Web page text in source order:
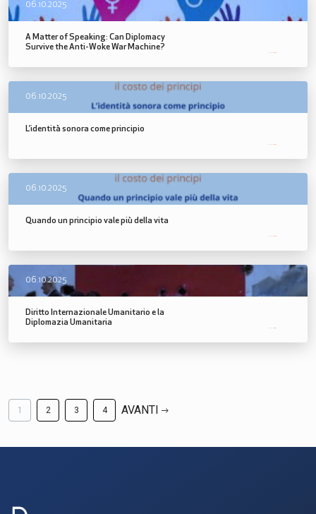
06.10.2025
A Matter of Speaking: Can Diplomacy
Survive the Anti-Woke War Machine?
06.10.2025
L’identità sonora come principio
06.10.2025
Quando un principio vale più della vita
06.10.2025
Diritto Internazionale Umanitario e la
Diplomazia Umanitaria
1 2 3 4 AVANTI